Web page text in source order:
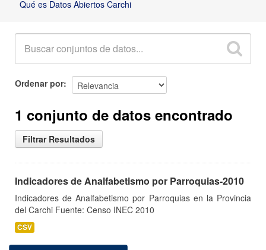
Qué es Datos Abiertos Carchi
Ordenar por
1 conjunto de datos encontrado
Filtrar Resultados
Indicadores de Analfabetismo por Parroquias-2010
Indicadores de Analfabetismo por Parroquias en la Provincia
del Carchi Fuente: Censo INEC 2010
CSV